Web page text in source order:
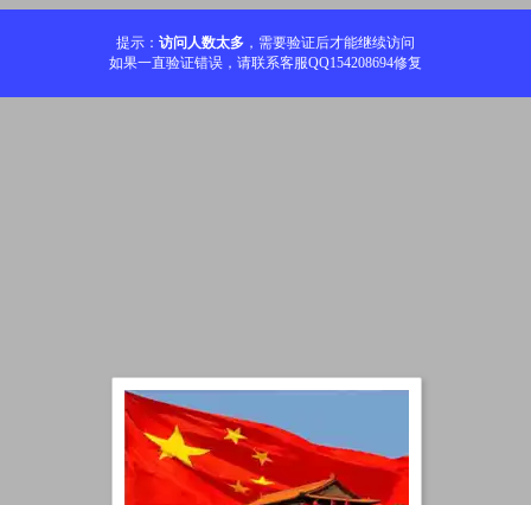
提示： 访问人数太多 ，需要验证后才能继续访问
如果一直验证错误，请联系客服QQ154208694修复
加载中